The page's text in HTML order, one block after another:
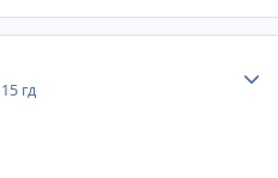
15 гд